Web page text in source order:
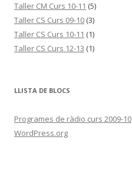
Taller CM Curs 10-11 (5)
Taller CS Curs 09-10 (3)
Taller CS Curs 10-11 (1)
Taller CS Curs 12-13 (1)
LLISTA DE BLOCS
Programes de ràdio curs 2009-10
WordPress.org